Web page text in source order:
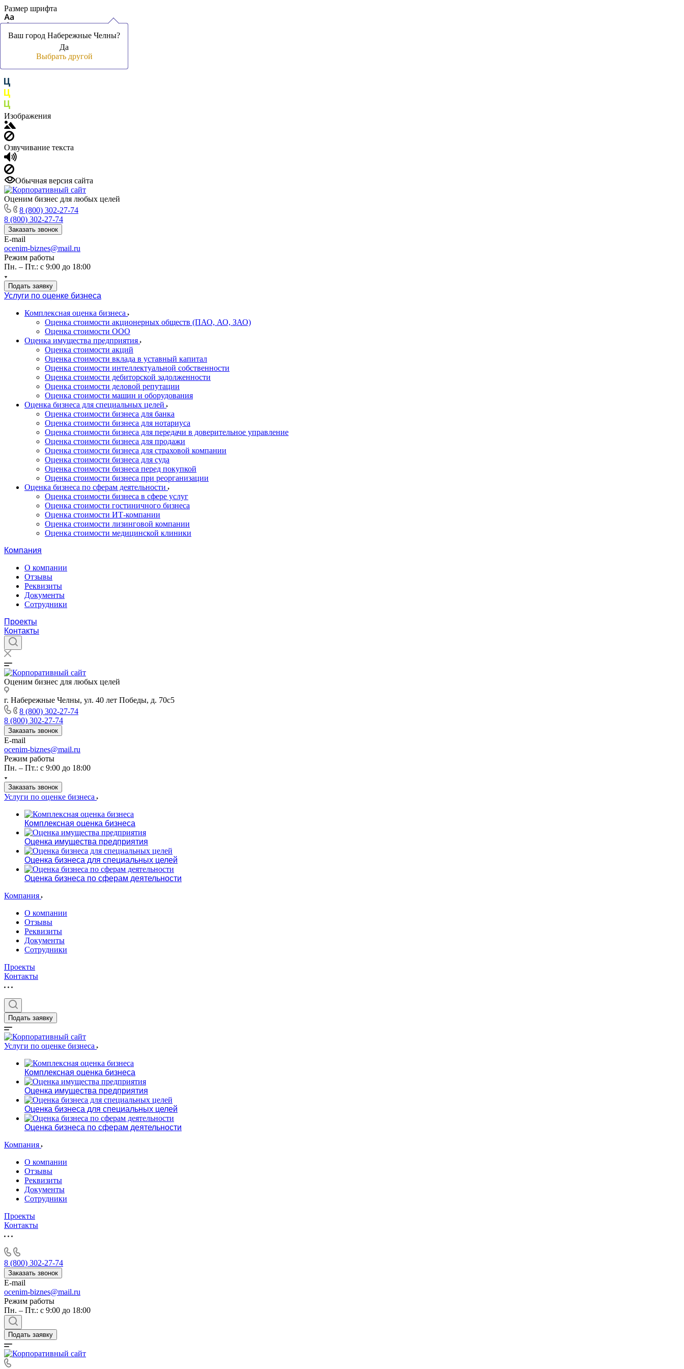
Размер шрифта
Цвет фона и шрифта
Изображения
Озвучивание текста
Обычная версия сайта
Оценим бизнес для любых целей
8 (800) 302-27-74
8 (800) 302-27-74
Заказать звонок
E-mail
ocenim-biznes@mail.ru
Режим работы
Пн. – Пт.: с 9:00 до 18:00
Подать заявку
Услуги по оценке бизнеса
Комплексная оценка бизнеса
Оценка стоимости акционерных обществ (ПАО, АО, ЗАО)
Оценка стоимости ООО
Оценка имущества предприятия
Оценка стоимости акций
Оценка стоимости вклада в уставный капитал
Оценка стоимости интеллектуальной собственности
Оценка стоимости дебиторской задолженности
Оценка стоимости деловой репутации
Оценка стоимости машин и оборудования
Оценка бизнеса для специальных целей
Оценка стоимости бизнеса для банка
Оценка стоимости бизнеса для нотариуса
Оценка стоимости бизнеса для передачи в доверительное управление
Оценка стоимости бизнеса для продажи
Оценка стоимости бизнеса для страховой компании
Оценка стоимости бизнеса для суда
Оценка стоимости бизнеса перед покупкой
Оценка стоимости бизнеса при реорганизации
Оценка бизнеса по сферам деятельности
Оценка стоимости бизнеса в сфере услуг
Оценка стоимости гостиничного бизнеса
Оценка стоимости ИТ-компании
Оценка стоимости лизинговой компании
Оценка стоимости медицинской клиники
Компания
О компании
Отзывы
Реквизиты
Документы
Сотрудники
Проекты
Контакты
Оценим бизнес для любых целей
г. Набережные Челны, ул. 40 лет Победы, д. 70с5
Ваш город Набережные Челны?
Да
Выбрать другой
8 (800) 302-27-74
8 (800) 302-27-74
Заказать звонок
E-mail
ocenim-biznes@mail.ru
Режим работы
Пн. – Пт.: с 9:00 до 18:00
Заказать звонок
Услуги по оценке бизнеса
Комплексная оценка бизнеса
Оценка имущества предприятия
Оценка бизнеса для специальных целей
Оценка бизнеса по сферам деятельности
Компания
О компании
Отзывы
Реквизиты
Документы
Сотрудники
Проекты
Контакты
Подать заявку
Услуги по оценке бизнеса
Комплексная оценка бизнеса
Оценка имущества предприятия
Оценка бизнеса для специальных целей
Оценка бизнеса по сферам деятельности
Компания
О компании
Отзывы
Реквизиты
Документы
Сотрудники
Проекты
Контакты
8 (800) 302-27-74
Заказать звонок
E-mail
ocenim-biznes@mail.ru
Режим работы
Пн. – Пт.: с 9:00 до 18:00
Подать заявку
Ваш город Набережные Челны?
Да
Выбрать другой
Ваш город Набережные Челны?
Да
Выбрать другой
Абакан
Абдулино
Абинск
Азов
Аксай